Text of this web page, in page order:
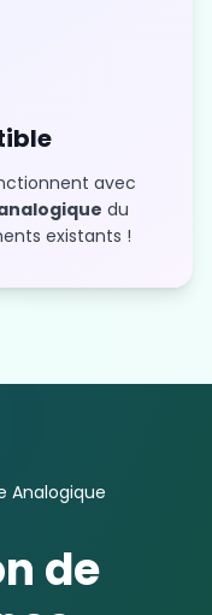
avec
du
existants !
Analogique
de